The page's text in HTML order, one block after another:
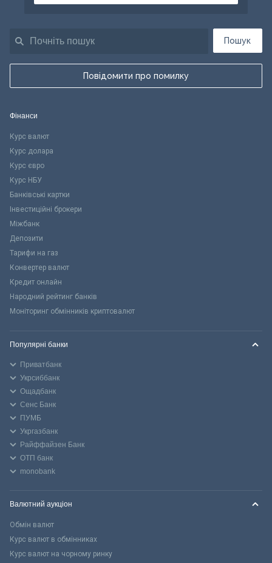
Пошук
Повідомити про помилку
Фінанси
Курс валют
Курс долара
Курс євро
Курс НБУ
Банківські картки
Інвестиційні брокери
Міжбанк
Депозити
Тарифи на газ
Конвертер валют
Кредит онлайн
Народний рейтинг банків
Моніторинг обмінників криптовалют
Популярні банки
Приватбанк
Укрсиббанк
Ощадбанк
Сенс Банк
ПУМБ
Укргазбанк
Райффайзен Банк
ОТП банк
monobank
Валютний аукціон
Обмін валют
Курс валют в обмінниках
Курс валют на чорному ринку